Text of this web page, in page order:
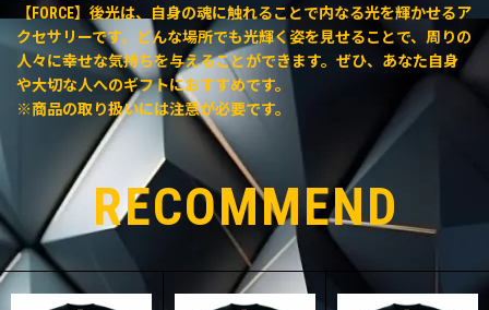
【FORCE】後光は、自身の魂に触れることで内なる光を輝かせるア
クセサリーです。どんな場所でも光輝く姿を見せることで、周りの
人々に幸せな気持ちを与えることができます。ぜひ、あなた自身
や大切な人へのギフトにおすすめです。
※商品の取り扱いには注意が必要です。
RECOMMEND